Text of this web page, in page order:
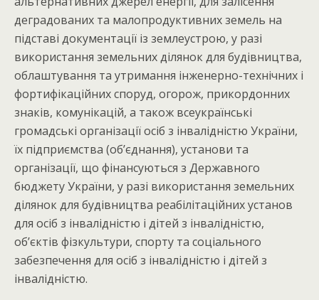
деградованих та малопродуктивних земель на
підставі документації із землеустрою, у разі
використання земельних ділянок для будівництва,
облаштування та утримання інженерно-технічних і
фортифікаційних споруд, огорож, прикордонних
знаків, комунікацій, а також всеукраїнські
громадські організації осіб з інвалідністю України,
їх підприємства (об’єднання), установи та
організації, що фінансуються з Державного
бюджету України, у разі використання земельних
ділянок для будівництва реабілітаційних установ
для осіб з інвалідністю і дітей з інвалідністю,
об’єктів фізкультури, спорту та соціального
забезпечення для осіб з інвалідністю і дітей з
інвалідністю.